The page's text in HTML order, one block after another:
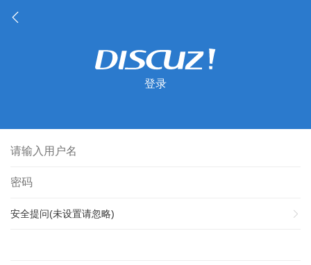
登录
安全提问(未设置请忽略)